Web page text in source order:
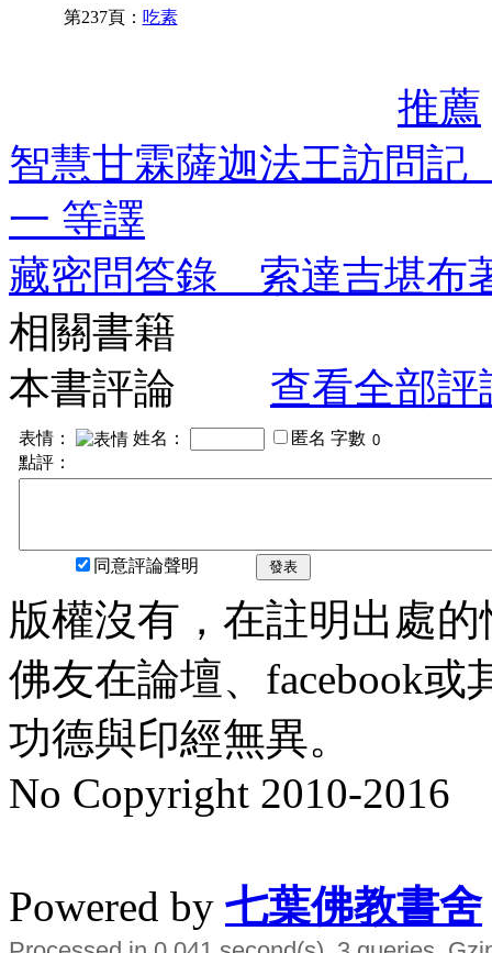
第237頁： 吃素
推薦
智慧甘霖薩迦法王訪問
一 等譯
藏密問答錄 索達吉堪布
相關書籍
本書評論
查看全部評
表情： 姓名： 匿名 字數
點評：
同意評論聲明 發表
版權沒有，在註明出處
佛友在論壇、facebook
功德與印經無異。
No Copyright 2010-2016
Powered by 七葉佛教書舍